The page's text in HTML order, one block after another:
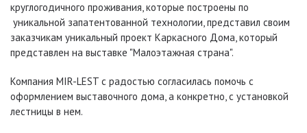
круглогодичного проживания, которые построены по
уникальной запатентованной технологии, представил своим
заказчикам уникальный проект Каркасного Дома, который
представлен на выставке "Малоэтажная страна".
Компания MIR-LEST с радостью согласилась помочь с
оформлением выставочного дома, а конкретно, с установкой
лестницы в нем.